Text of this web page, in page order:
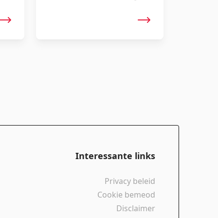
Interessante links
Privacy beleid
Cookie bemeod
Disclaimer